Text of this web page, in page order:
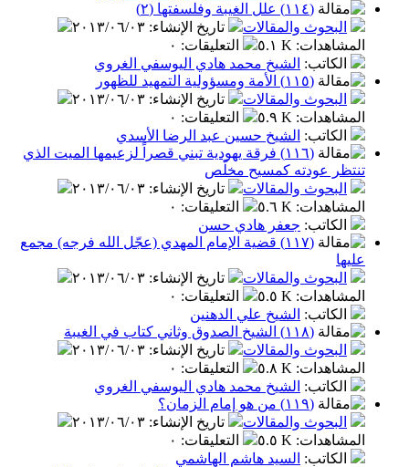
(١١٤) علل الغيبة وفلسفتها (٢)
البحوث والمقالات
تاريخ الإنشاء: ٢٠١٣/٠٦/٠٣
المشاهدات: ٥.١ K التعليقات: ٠
الكاتب: الشيخ محمد هادي اليوسفي الغروي
(١١٥) الأمة ومسؤولية التمهيد للظهور
البحوث والمقالات
تاريخ الإنشاء: ٢٠١٣/٠٦/٠٣
المشاهدات: ٥.٩ K التعليقات: ٠
الكاتب: الشيخ حسين عبد الرضا الأسدي
(١١٦) فرقة يهودية تبني قصراً لزعيمها الميت الذي
تنتظر عودته كمسيح مخلّص
البحوث والمقالات
تاريخ الإنشاء: ٢٠١٣/٠٦/٠٣
المشاهدات: ٥.٦ K التعليقات: ٠
الكاتب: جعفر هادي حسن
(١١٧) قضية الإمام المهدي (عجّل الله فرجه) مجمع
عليها
البحوث والمقالات
تاريخ الإنشاء: ٢٠١٣/٠٦/٠٣
المشاهدات: ٥.٥ K التعليقات: ٠
الكاتب: الشيخ علي الدهنين
(١١٨) الشيخ الصدوق وثاني كتاب في الغيبة
البحوث والمقالات
تاريخ الإنشاء: ٢٠١٣/٠٦/٠٣
المشاهدات: ٥.٨ K التعليقات: ٠
الكاتب: الشيخ محمد هادي اليوسفي الغروي
(١١٩) من هو إمام الزمان؟
البحوث والمقالات
تاريخ الإنشاء: ٢٠١٣/٠٦/٠٣
المشاهدات: ٥.٥ K التعليقات: ٠
الكاتب: السيد هاشم الهاشمي